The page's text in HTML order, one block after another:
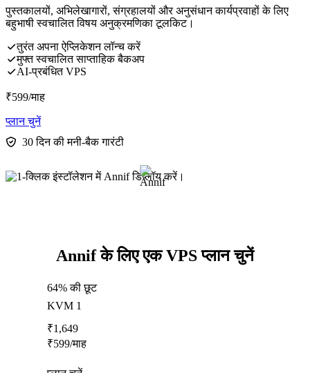
पुस्तकालयों, अभिलेखागारों, संग्रहालयों और अनुसंधान कार्यप्रवाहों के लिए
बहुभाषी स्वचालित विषय अनुक्रमणिका टूलकिट।
तुरंत अपना ऐप्लिकेशन लॉन्च करें
मुफ्त स्वचालित साप्ताहिक बैकअप
AI-प्रबंधित VPS
₹599/माह
प्लान चुनें
30 दिन की मनी-बैक गारंटी
Annif के लिए एक VPS प्लान चुनें
64% की छूट
KVM 1
₹1,649
₹599/माह